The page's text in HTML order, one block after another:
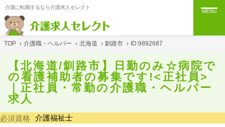
介護に転職するなら介護求人セレクト
MENU
TOP › 介護職・ヘルパー › 北海道 › 釧路市 › ID:9892687
【北海道/釧路市】日勤のみ☆病院で
の看護補助者の募集です!<正社員>
｜正社員・常勤の介護職・ヘルパー
求人
必須資格 介護福祉士